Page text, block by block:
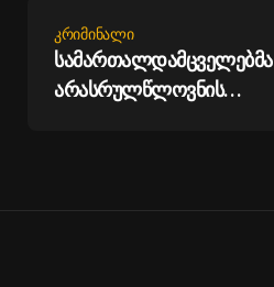
ᲙᲠᲘᲛᲘᲜᲐᲚᲘ
სამართალდამცველებმა
არასრულწლოვნის